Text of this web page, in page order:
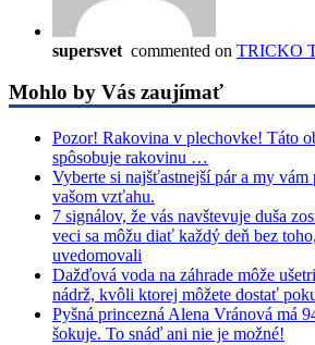
supersvet commented on TRICKO
Mohlo by Vás zaujímať
Pozor! Rakovina v plechovke! Táto
spôsobuje rakovinu …
Vyberte si najšťastnejší pár a my vám
vašom vzťahu.
7 signálov, že vás navštevuje duša
veci sa môžu diať každý deň bez
uvedomovali
Dažďová voda na záhrade môže
nádrž, kvôli ktorej môžete dostať
Pyšná princezná Alena Vránová má
šokuje. To snáď ani nie je možné!